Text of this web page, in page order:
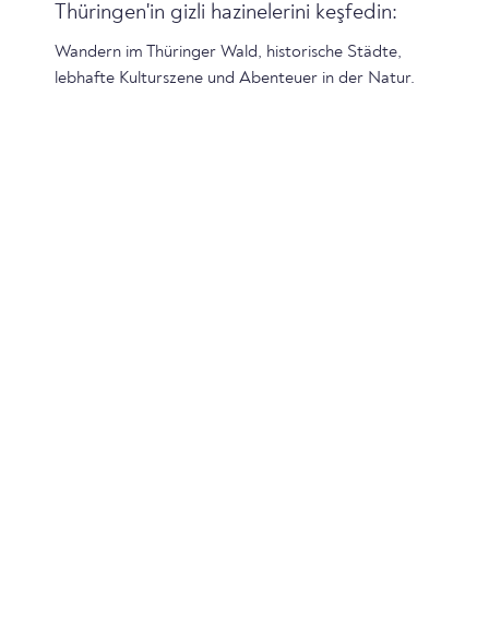
Thüringen'in gizli hazinelerini keşfedin:
Wandern im Thüringer Wald, historische Städte,
lebhafte Kulturszene und Abenteuer in der Natur.